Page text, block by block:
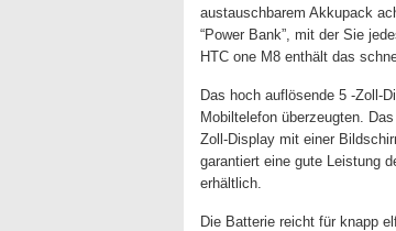
austauschbarem Akkupack
“Power Bank”, mit der Sie
HTC one M8 enthält das
Das hoch auflösende 5 -Zoll-
Mobiltelefon überzeugten.
Zoll-Display mit einer
garantiert eine gute Leistung
erhältlich.
Die Batterie reicht für knapp